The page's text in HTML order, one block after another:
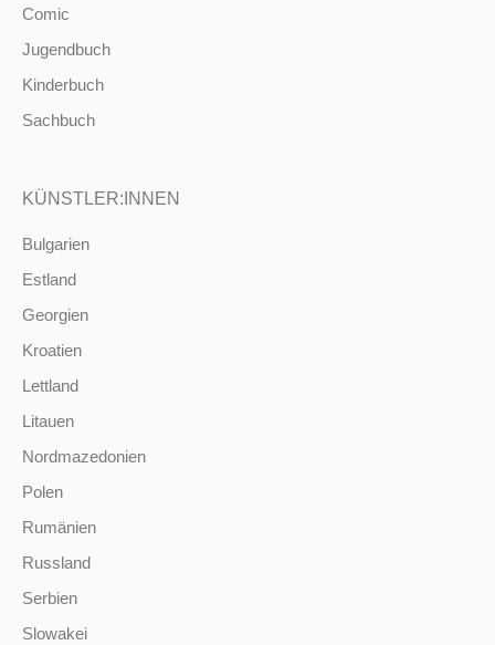
Comic
Jugendbuch
Kinderbuch
Sachbuch
KÜNSTLER:INNEN
Bulgarien
Estland
Georgien
Kroatien
Lettland
Litauen
Nordmazedonien
Polen
Rumänien
Russland
Serbien
Slowakei